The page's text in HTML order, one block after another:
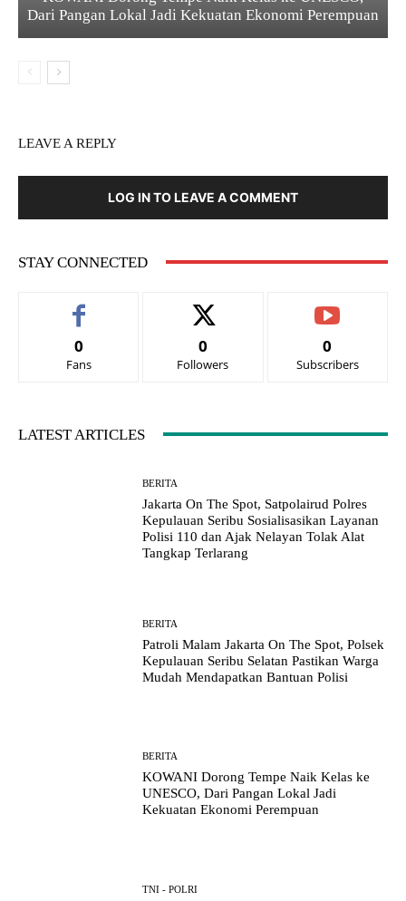
Dari Pangan Lokal Jadi Kekuatan Ekonomi Perempuan
LEAVE A REPLY
LOG IN TO LEAVE A COMMENT
STAY CONNECTED
0
Fans
0
Followers
0
Subscribers
LATEST ARTICLES
BERITA
Jakarta On The Spot, Satpolairud Polres
Kepulauan Seribu Sosialisasikan Layanan
Polisi 110 dan Ajak Nelayan Tolak Alat
Tangkap Terlarang
BERITA
Patroli Malam Jakarta On The Spot, Polsek
Kepulauan Seribu Selatan Pastikan Warga
Mudah Mendapatkan Bantuan Polisi
BERITA
KOWANI Dorong Tempe Naik Kelas ke
UNESCO, Dari Pangan Lokal Jadi
Kekuatan Ekonomi Perempuan
TNI - POLRI